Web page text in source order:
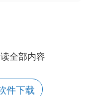
全部内容
件下载